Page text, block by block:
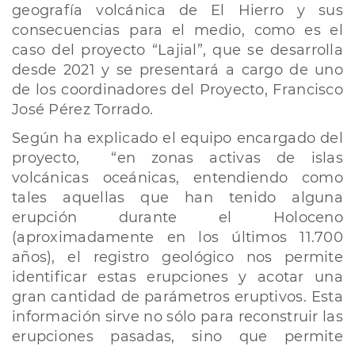
geografía volcánica de El Hierro y sus
consecuencias para el medio, como es el
caso del proyecto “Lajial”, que se desarrolla
desde 2021 y se presentará a cargo de uno
de los coordinadores del Proyecto, Francisco
José Pérez Torrado.
Según ha explicado el equipo encargado del
proyecto, “en zonas activas de islas
volcánicas oceánicas, entendiendo como
tales aquellas que han tenido alguna
erupción durante el Holoceno
(aproximadamente en los últimos 11.700
años), el registro geológico nos permite
identificar estas erupciones y acotar una
gran cantidad de parámetros eruptivos. Esta
información sirve no sólo para reconstruir las
erupciones pasadas, sino que permite